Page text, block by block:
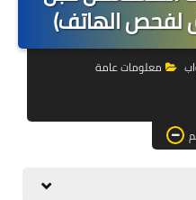
التجارة الالكترونية
التسويق
وظائف
معلومات عامة